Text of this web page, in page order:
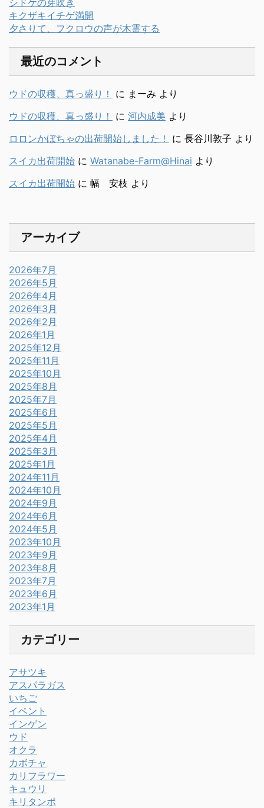
シドケの芽吹き
キクザキイチゲ満開
夕さりて、フクロウの声が木霊する
最近のコメント
ウドの収穫、真っ盛り！ に まーみ より
ウドの収穫、真っ盛り！
に 河内成美 より
ロロンかぼちゃの出荷開始しました！
に 長谷川敦子 より
スイカ出荷開始 に Watanabe-Farm@Hinai より
スイカ出荷開始 に 幅 安枝 より
アーカイブ
2026年7月
2026年5月
2026年4月
2026年3月
2026年2月
2026年1月
2025年12月
2025年11月
2025年10月
2025年8月
2025年7月
2025年6月
2025年5月
2025年4月
2025年3月
2025年1月
2024年11月
2024年10月
2024年9月
2024年6月
2024年5月
2023年10月
2023年9月
2023年8月
2023年7月
2023年6月
2023年1月
カテゴリー
アサツキ
アスパラガス
いちご
イベント
インゲン
ウド
オクラ
カボチャ
カリフラワー
キュウリ
キリタンポ